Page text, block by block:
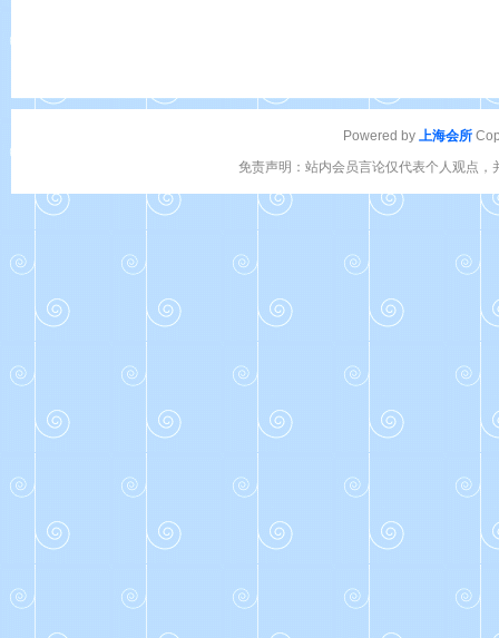
Powered by 上海会所
免责声明：站内会员言论仅代表个人观点